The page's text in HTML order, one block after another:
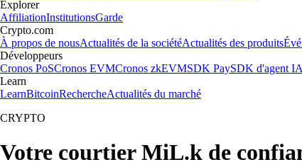
Explorer
AffiliationInstitutionsGarde
Crypto.com
À propos de nousActualités de la sociétéActualités des produits
Développeurs
Cronos PoSCronos EVMCronos zkEVMSDK PaySDK d'agent IA
Learn
LearnBitcoinRechercheActualités du marché
CRYPTO
Votre courtier MiL.k de